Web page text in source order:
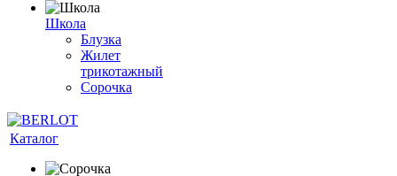
Школа
Блузка
Жилет
трикотажный
Сорочка
Каталог